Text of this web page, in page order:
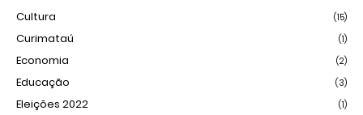
Cultura (15)
Curimataú (1)
Economia (2)
Educação (3)
Eleições 2022 (1)